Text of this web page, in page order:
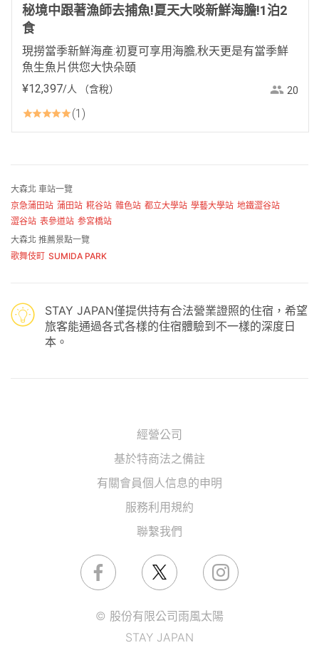
秘境中跟著漁師去捕魚!夏天大啖新鮮海膽!1泊2
食
現撈當季新鮮海產:初夏可享用海膽,秋天更是有當季鮮
魚生魚片供您大快朵頤
¥12,397/人 （含稅） 20
1
大森北 車站一覽
京急蒲田站 蒲田站 糀谷站 雜色站 都立大學站 學藝大學站 地鐵澀谷站
澀谷站 表參道站 参宮橋站
大森北 推薦景點一覽
歌舞伎町 SUMIDA PARK
STAY JAPAN僅提供持有合法營業證照的住宿，希望
旅客能通過各式各樣的住宿體驗到不一樣的深度日
本。
經營公司
基於特商法之備註
有關會員個人信息的申明
服務利用規約
聯繫我們
© 股份有限公司雨風太陽
STAY JAPAN